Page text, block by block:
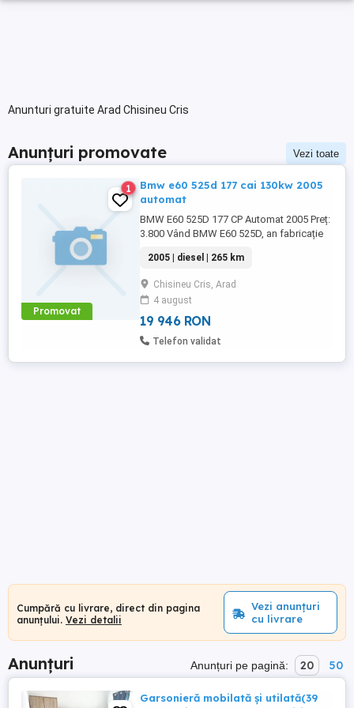
Anunturi gratuite Arad Chisineu Cris
Anunțuri promovate Vezi toate
Promovat
1
Bmw e60 525d 177 cai 130kw 2005
automat
BMW E60 525D 177 CP Automat 2005 Preț:
3.800 Vând BMW E60 525D, an fabricație
automată. Mașina funcționează bine și a
beneficiat recent de investiții importante.
Dotări: Senzori de parcare față Senzori de
parcare spate Scaune încălzite Cutie
automată ...
2005 | diesel | 265 km
Chisineu Cris, Arad
4 august
19 946 RON
Telefon validat
Cumpără cu livrare, direct din pagina
anunțului. Vezi detalii
Vezi anunțuri
cu livrare
Anunțuri Anunțuri pe pagină: 20 50
Garsonieră mobilată și utilată(39